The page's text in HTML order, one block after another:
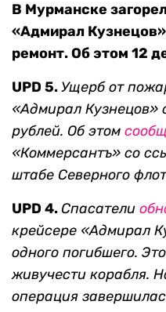
В Мурманске
«Адмирал
ремонт. Об этом 12
UPD 5.Ущерб от
«Адмирал Кузнецов»
рублей. Об этом
«Коммерсантъ» со
штабе Северного
UPD 4.Спасатели
крейсере «Адмирал
одного погибшего.
живучести корабля.
операция